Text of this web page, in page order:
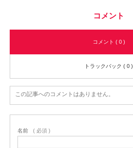
コメント
コメント ( 0 )
トラックバック ( 0 )
この記事へのコメントはありません。
名前 ( 必須 )